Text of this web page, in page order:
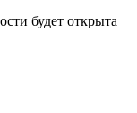
будет открыта